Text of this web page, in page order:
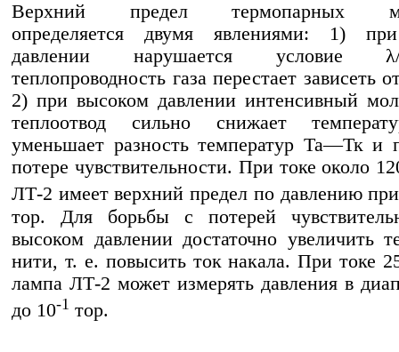
Верхний предел термопарных
определяется двумя явлениями: 1)
давлении нарушается условие
теплопроводность газа перестает зависеть
2) при высоком давлении интенсивный
теплоотвод сильно снижает
уменьшает разность температур Та—Тк и
потере чувствительности. При токе около
ЛТ-2 имеет верхний предел по давлению
тор. Для борьбы с потерей
высоком давлении достаточно увеличить
нити, т. е. повысить ток накала. При токе
лампа ЛТ-2 может измерять давления в
до 10-1 тор.